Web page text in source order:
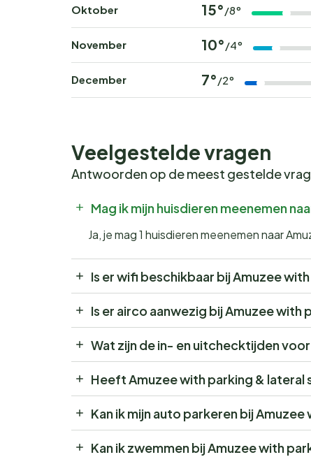
Oktober 15° /8°
November 10° /4°
December 7° /2°
Veelgestelde vragen
Antwoorden op de meest gestelde
Mag ik mijn huisdieren meenemen
Ja, je mag 1 huisdieren meenemen naar
Is er wifi beschikbaar bij Amuzee
Is er airco aanwezig bij Amuzee with
Wat zijn de in- en uitchecktijden
Heeft Amuzee with parking & lateral
Kan ik mijn auto parkeren bij
Kan ik zwemmen bij Amuzee with